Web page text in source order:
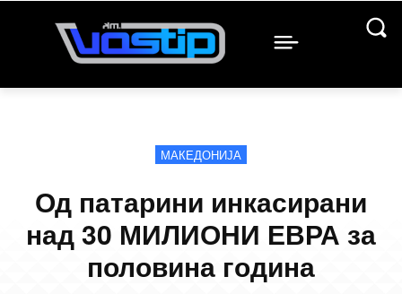
МАКЕДОНИЈА
Од патарини инкасирани
над 30 МИЛИОНИ ЕВРА за
половина година